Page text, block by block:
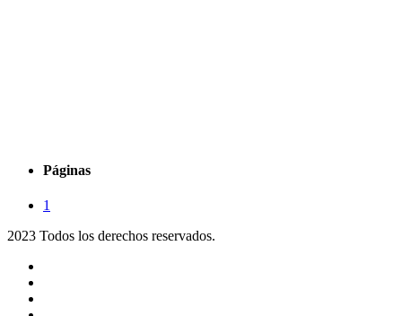
Páginas
1
2023 Todos los derechos reservados.